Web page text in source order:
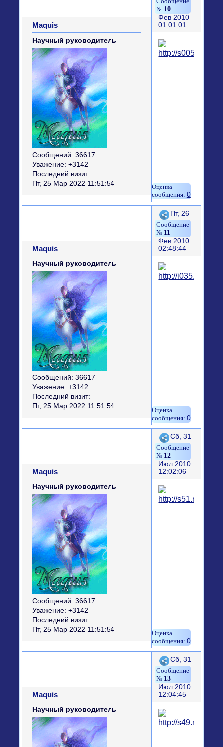
10
Фев 2010
01:01:01
Maquis
Научный руководитель
Сообщений: 36617
Уважение: +3142
Последний визит:
Пт, 25 Мар 2022 11:51:54
0
Поделиться
11
Пт, 26
Фев 2010
02:48:44
Maquis
Научный руководитель
Сообщений: 36617
Уважение: +3142
Последний визит:
Пт, 25 Мар 2022 11:51:54
0
Поделиться
12
Сб, 31
Июл 2010
12:02:06
Maquis
Научный руководитель
Сообщений: 36617
Уважение: +3142
Последний визит:
Пт, 25 Мар 2022 11:51:54
0
Поделиться
13
Сб, 31
Июл 2010
12:04:45
Maquis
Научный руководитель